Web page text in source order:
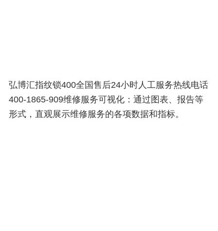
弘博汇指纹锁400全国售后24小时人工服务热线电话
400-1865-909维修服务可视化：通过图表、报告等
形式，直观展示维修服务的各项数据和指标。